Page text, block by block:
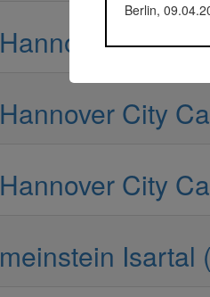
Hannover City
Hannover City
Hannover City
meinstein Isartal
Berlin,